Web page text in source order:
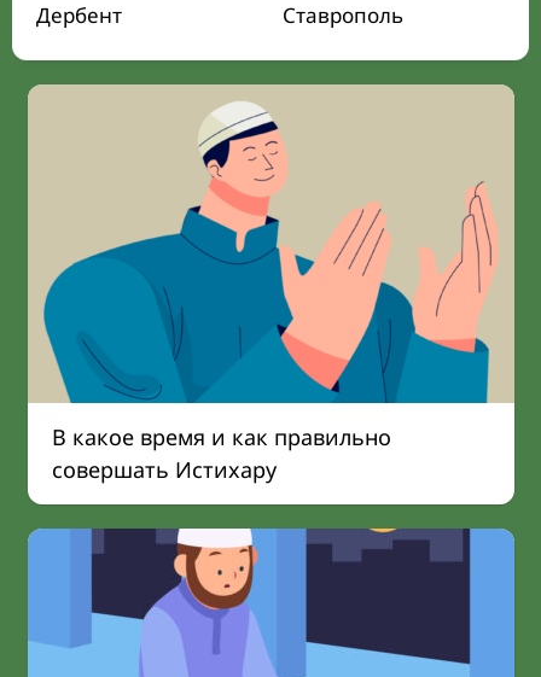
Дербент
Ставрополь
В какое время и как правильно
совершать Истихару